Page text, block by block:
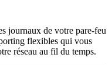
journaux de votre pare-feu
flexibles qui vous
réseau au fil du temps.